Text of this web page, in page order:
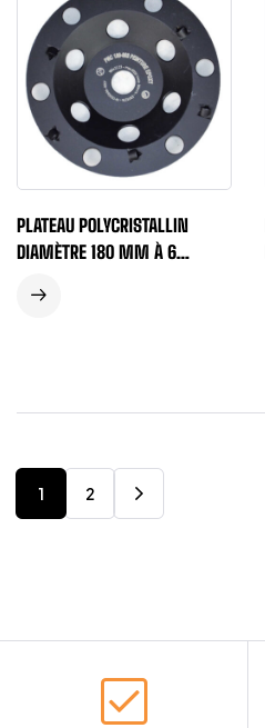
PLATEAU POLYCRISTALLIN
DIAMÈTRE 180 MM À 6
1 2